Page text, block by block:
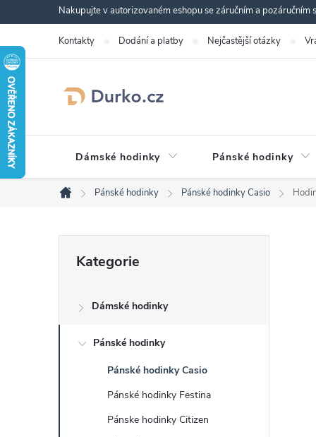
na
obsah
Nakupujte v autorizovaném eshopu se záručním a pozáručním
Kontakty Dodání a platby Nejčastější otázky
Dámské hodinky Pánské hodinky
Domů
Pánské hodinky Pánské hodinky Casio
s
kategorie
Kategorie
Dámské hodinky
Pánské hodinky
Pánské hodinky Casio
Pánské hodinky Festina
Pánske hodinky Citizen